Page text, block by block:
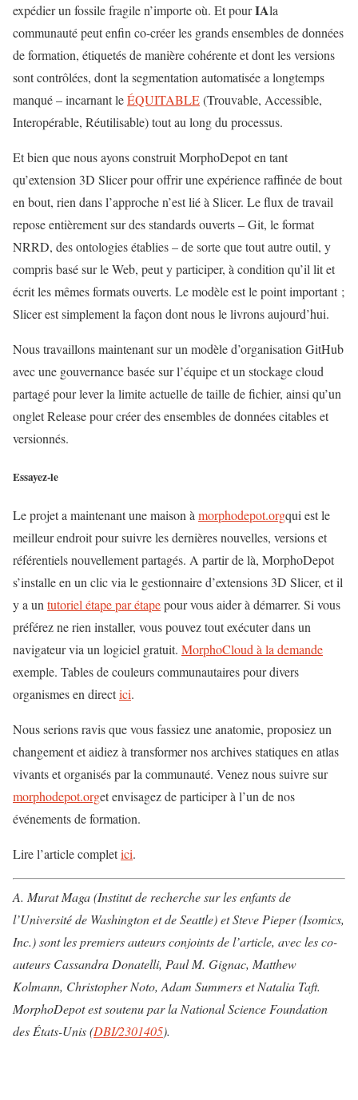
expédier un fossile fragile n’importe où. Et pourIAla
communauté peut enfin co-créer les grands ensembles de données
de formation, étiquetés de manière cohérente et dont les versions
sont contrôlées, dont la segmentation automatisée a longtemps
manqué – incarnant leÉQUITABLE(Trouvable, Accessible,
Interopérable, Réutilisable) tout au long du processus.
Et bien que nous ayons construit MorphoDepot en tant
qu’extension 3D Slicer pour offrir une expérience raffinée de bout
en bout, rien dans l’approche n’est lié à Slicer. Le flux de travail
repose entièrement sur des standards ouverts – Git, le format
NRRD, des ontologies établies – de sorte que tout autre outil, y
compris basé sur le Web, peut y participer, à condition qu’il lit et
écrit les mêmes formats ouverts. Le modèle est le point important ;
Slicer est simplement la façon dont nous le livrons aujourd’hui.
Nous travaillons maintenant sur un modèle d’organisation GitHub
avec une gouvernance basée sur l’équipe et un stockage cloud
partagé pour lever la limite actuelle de taille de fichier, ainsi qu’un
onglet Release pour créer des ensembles de données citables et
versionnés.
Essayez-le
Le projet a maintenant une maison à morphodepot.orgqui est le
meilleur endroit pour suivre les dernières nouvelles, versions et
référentiels nouvellement partagés. A partir de là, MorphoDepot
s’installe en un clic via le gestionnaire d’extensions 3D Slicer, et il
y a un tutoriel étape par étapepour vous aider à démarrer. Si vous
préférez ne rien installer, vous pouvez tout exécuter dans un
navigateur via un logiciel gratuit. MorphoCloud à la demande
exemple. Tables de couleurs communautaires pour divers
organismes en directici.
Nous serions ravis que vous fassiez une anatomie, proposiez un
changement et aidiez à transformer nos archives statiques en atlas
vivants et organisés par la communauté. Venez nous suivre sur
morphodepot.orget envisagez de participer à l’un de nos
événements de formation.
Lire l’article completici.
A. Murat Maga (Institut de recherche sur les enfants de
l’Université de Washington et de Seattle) et Steve Pieper (Isomics,
Inc.) sont les premiers auteurs conjoints de l’article, avec les co-
auteurs Cassandra Donatelli, Paul M. Gignac, Matthew
Kolmann, Christopher Noto, Adam Summers et Natalia Taft.
MorphoDepot est soutenu par la National Science Foundation
des États-Unis (DBI/2301405).